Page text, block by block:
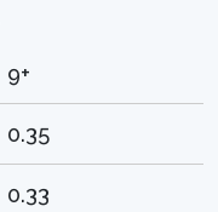
9+
0.35
0.33